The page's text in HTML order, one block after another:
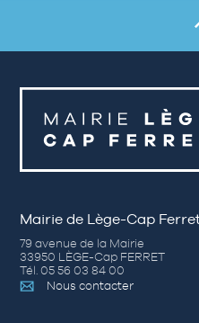
Mairie de Lège-Cap
79 avenue de la Mairie
33950 LÈGE-Cap FERRET
Tél. 05 56 03 84 00
Nous contacter